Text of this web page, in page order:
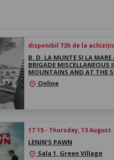
disponibil 72h de la
B. D. LA MUNTE ȘI LA MARE
BRIGADE MISCELLANEOUS
MOUNTAINS AND AT THE
location_on Online
17:15 - Thursday, 13 August
LENIN’S PAWN
location_on Sala 1, Green Village